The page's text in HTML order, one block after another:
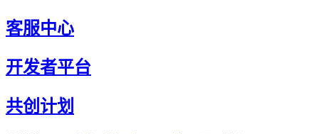
客服中心
开发者平台
共创计划